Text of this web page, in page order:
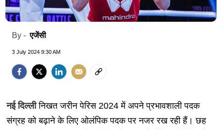
By -एजेंसी
3 July 2024 9:30 AM
नई दिल्लीनिखत जरीन पेरिस 2024 में अपने प्रभावशाली पदक
संग्रह को बढ़ाने के लिए ओलंपिक पदक पर नजर रख रही हैं। छह